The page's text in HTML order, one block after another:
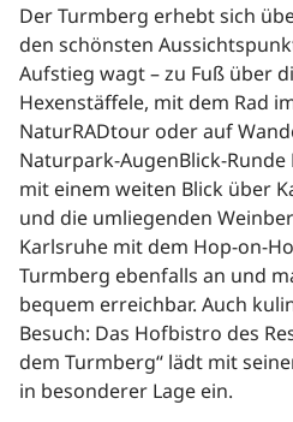
Der Turmberg erhebt sich
den schönsten
Aufstieg wagt – zu Fuß über
Hexenstäffele, mit dem Rad
NaturRADtour oder auf
Naturpark-AugenBlick-
mit einem weiten Blick über
und die umliegenden
Karlsruhe mit dem Hop-on-
Turmberg ebenfalls an und
bequem erreichbar. Auch
Besuch: Das Hofbistro des
dem Turmberg“ lädt mit
in besonderer Lage ein.